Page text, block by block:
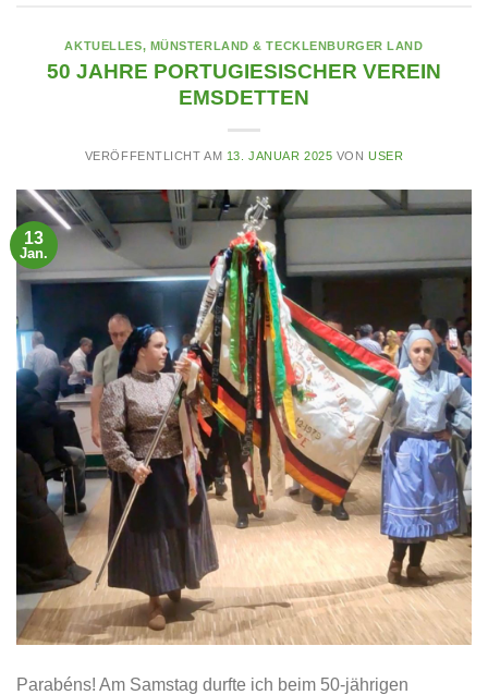
AKTUELLES, MÜNSTERLAND & TECKLENBURGER LAND
50 JAHRE PORTUGIESISCHER VEREIN
EMSDETTEN
VERÖFFENTLICHT AM 13. JANUAR 2025 VONUSER
13
Jan.
Parabéns! Am Samstag durfte ich beim 50-jährigen